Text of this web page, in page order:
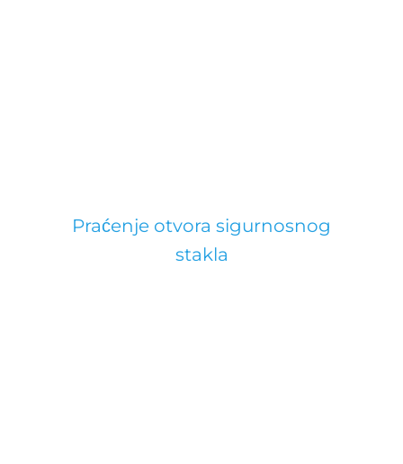
Praćenje otvora sigurnosnog
stakla